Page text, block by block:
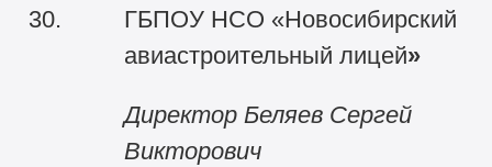
30.
ГБПОУ НСО «Новосибирский
авиастроительный лицей»
Директор Беляев Сергей
Викторович